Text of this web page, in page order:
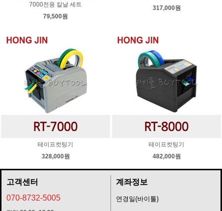
7000전용 칼날 세트
79,500원
317,000원
테이프컷팅기
328,000원
테이프컷팅기
482,000원
고객센터
070-8732-5005
계좌정보
연경일(바이툴)